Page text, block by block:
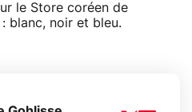
le Store coréen de
blanc, noir et bleu.